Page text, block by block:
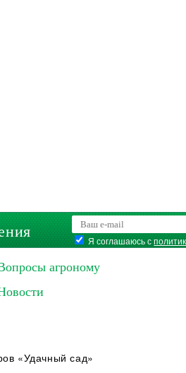
Я соглашаюсь с
агроному
«Удачный сад»